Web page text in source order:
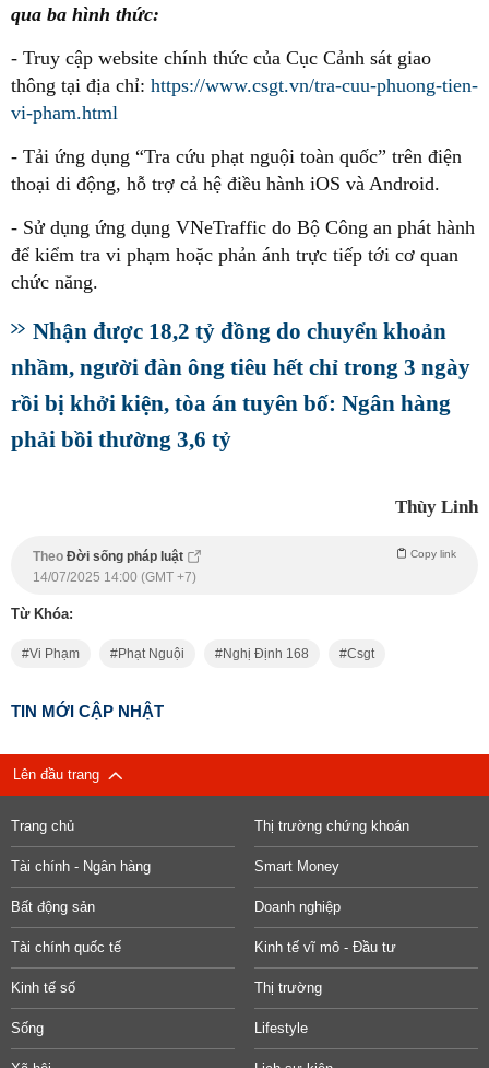
qua ba hình thức:
- Truy cập website chính thức của Cục Cảnh sát giao
thông tại địa chỉ: https://www.csgt.vn/tra-cuu-phuong-tien-
vi-pham.html
- Tải ứng dụng “Tra cứu phạt nguội toàn quốc” trên điện
thoại di động, hỗ trợ cả hệ điều hành iOS và Android.
- Sử dụng ứng dụng VNeTraffic do Bộ Công an phát hành
để kiểm tra vi phạm hoặc phản ánh trực tiếp tới cơ quan
chức năng.
Nhận được 18,2 tỷ đồng do chuyển khoản
nhầm, người đàn ông tiêu hết chỉ trong 3 ngày
rồi bị khởi kiện, tòa án tuyên bố: Ngân hàng
phải bồi thường 3,6 tỷ
Thùy Linh
Theo Đời sống pháp luật Copy link
14/07/2025 14:00 (GMT +7)
Từ Khóa:
Vi Phạm Phạt Nguội Nghị Định 168 Csgt
TIN MỚI CẬP NHẬT
Lên đầu trang
Trang chủ Thị trường chứng khoán
Tài chính - Ngân hàng Smart Money
Bất động sản Doanh nghiệp
Tài chính quốc tế Kinh tế vĩ mô - Đầu tư
Kinh tế số Thị trường
Sống Lifestyle